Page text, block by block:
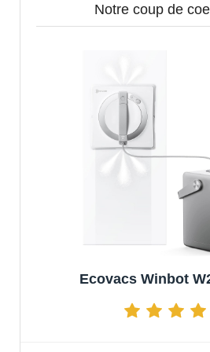
Notre coup de
Ecovacs Winbot